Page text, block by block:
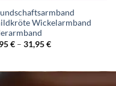
Wickelarmband
€– 31,95€